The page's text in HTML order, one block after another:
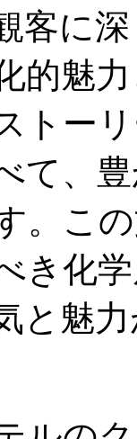
客に
的魅
トー
て、
。こ
き化
と魅